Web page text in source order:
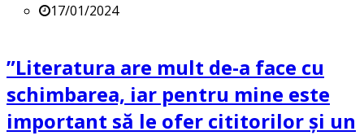
17/01/2024
”Literatura are mult de-a face cu
schimbarea, iar pentru mine este
important să le ofer cititorilor și un